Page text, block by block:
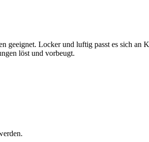
Locker und luftig passt es sich an
löst und vorbeugt.